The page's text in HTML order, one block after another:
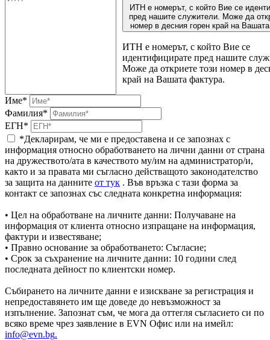
ИТН е номерът, с който Вие се
пред нашите служители. Може да
номер в десния горен край на
ИТН е номерът, с който Вие се
идентифицирате пред нашите
Може да откриете този номер в
край на Вашата фактура.
Име*
Фамилия*
ЕГН*
*Декларирам, че ми е предоставена и се запознах с
информация относно обработването на лични данни от страна
на дружеството/ата в качеството му/им на администратор/и,
както и за правата ми съгласно действащото законодателство
за защита на данните от тук . Във връзка с тази форма за
контакт се запознах със следната конкретна информация:
• Цел на обработване на личните данни: Получаване на
информация от клиента относно изпращане на информация,
фактури и известяване;
• Правно основание за обработването: Съгласие;
• Срок за съхранение на личните данни: 10 години след
последната дейност по клиентски номер.
Събирането на личните данни е изискване за регистрация и
непредоставянето им ще доведе до невъзможност за
изпълнение. Запознат съм, че мога да оттегля съгласието си по
всяко време чрез заявление в EVN Офис или на имейл:
info@evn.bg.